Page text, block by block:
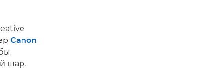
Canon
шар.